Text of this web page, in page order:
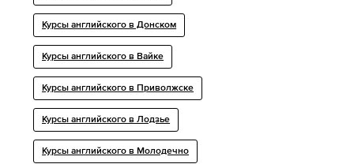
Курсы английского в Донском
Курсы английского в Вайке
Курсы английского в Приволжске
Курсы английского в Лодзье
Курсы английского в Молодечно